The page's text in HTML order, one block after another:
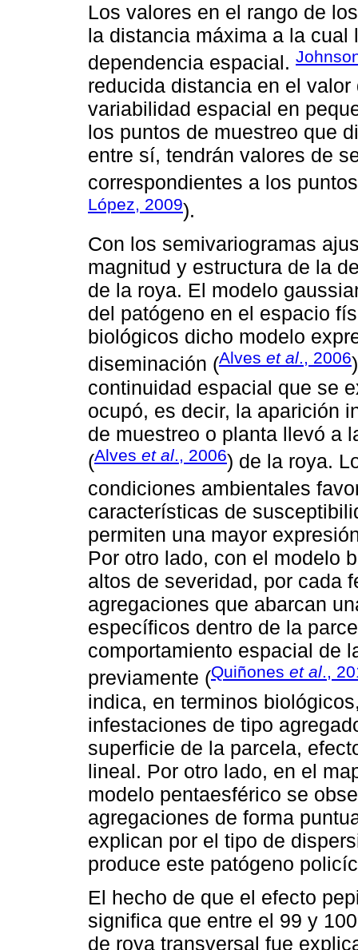
Los valores en el rango de
la distancia máxima a la cual
dependencia espacial.
reducida distancia en el
variabilidad espacial en
los puntos de muestreo que
entre sí, tendrán valores de
correspondientes a los
López, 2009).
Con los semivariogramas
magnitud y estructura de la
de la roya. El modelo
del patógeno en el espacio
biológicos dicho modelo
diseminación (Alves et al., 2006
continuidad espacial que se
ocupó, es decir, la aparición
de muestreo o planta llevó a
(Alves et al., 2006) de la roya.
condiciones ambientales
características de
permiten una mayor
Por otro lado, con el modelo
altos de severidad, por cada
agregaciones que abarcan
específicos dentro de la
comportamiento espacial de
previamente (Quiñones et al.,
indica, en terminos
infestaciones de tipo
superficie de la parcela,
lineal. Por otro lado, en el
modelo pentaesférico se
agregaciones de forma
explican por el tipo de
produce este patógeno
El hecho de que el efecto
significa que entre el 99 y
de roya transversal fue